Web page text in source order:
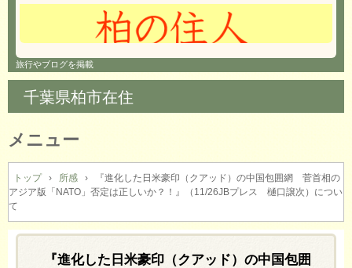
旅行やブログを掲載
千葉県柏市在住
メニュー
コ
ン
テ
ン
トップ › 所感 ›
『進化した日米豪印（クアッド）の中国包囲網 菅首相の
アジア版「NATO」否定は正しいか？！』（11/26JBプレス 樋口譲次）につい
て
『進化した日米豪印（クアッド）の中国包囲